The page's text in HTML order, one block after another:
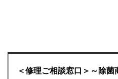
＜修理ご相談窓口＞～除菌